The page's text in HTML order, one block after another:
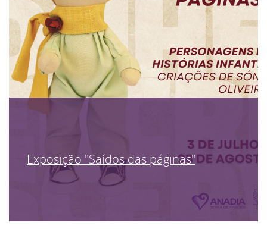
Exposição "Saídos das páginas"